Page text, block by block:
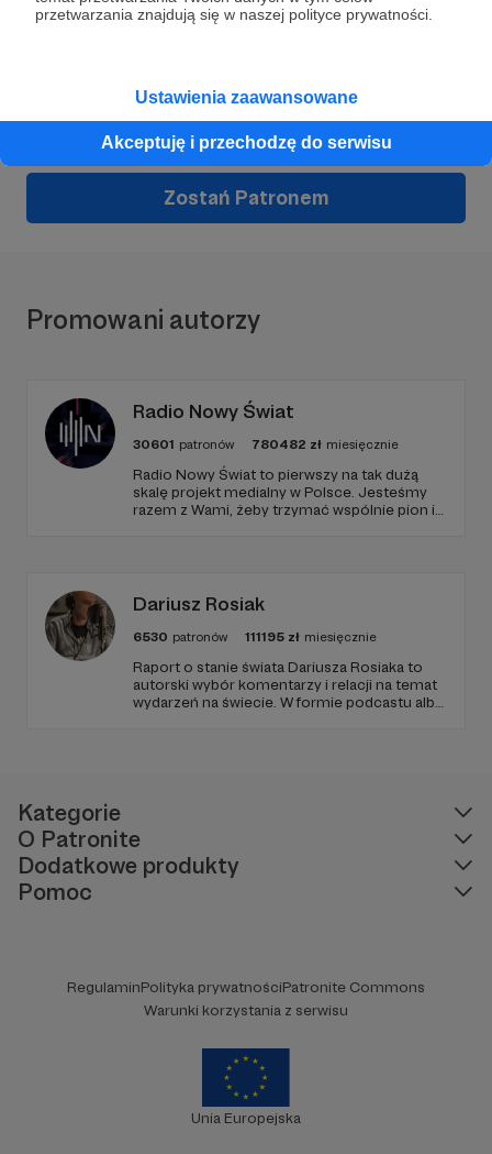
przetwarzania znajdują się w naszej polityce prywatności.
Ustawienia zaawansowane
Akceptuję i przechodzę do serwisu
Zostań Patronem
Promowani autorzy
Radio Nowy Świat
30601 patronów 780482 zł miesięcznie
Radio Nowy Świat to pierwszy na tak dużą
skalę projekt medialny w Polsce. Jesteśmy
razem z Wami, żeby trzymać wspólnie pion i
Dariusz Rosiak
6530 patronów 111195 zł miesięcznie
Raport o stanie świata Dariusza Rosiaka to
autorski wybór komentarzy i relacji na temat
wydarzeń na świecie. W formie podcastu albo
Kategorie
O Patronite
Dodatkowe produkty
Pomoc
RegulaminPolityka prywatnościPatronite Commons
Warunki korzystania z serwisu
Unia Europejska